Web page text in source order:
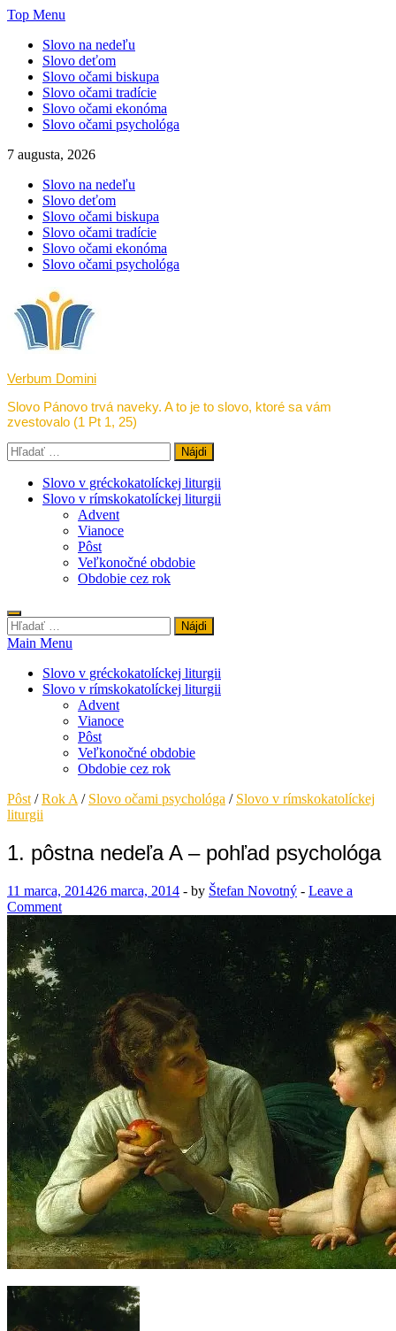
Skip
content
Top Menu
Slovo na nedeľu
Slovo deťom
Slovo očami biskupa
Slovo očami tradície
Slovo očami ekonóma
Slovo očami psychológa
7 augusta, 2026
Slovo na nedeľu
Slovo deťom
Slovo očami biskupa
Slovo očami tradície
Slovo očami ekonóma
Slovo očami psychológa
Verbum Domini
Slovo Pánovo trvá naveky. A to je to slovo, ktoré sa vám
zvestovalo (1 Pt 1, 25)
Hľadať:
Slovo v gréckokatolíckej liturgii
Slovo v rímskokatolíckej liturgii
Advent
Vianoce
Pôst
Veľkonočné obdobie
Obdobie cez rok
Hľadať:
Main Menu
Slovo v gréckokatolíckej liturgii
Slovo v rímskokatolíckej liturgii
Advent
Vianoce
Pôst
Veľkonočné obdobie
Obdobie cez rok
Pôst /Rok A / Slovo očami psychológa / Slovo v rímskokatolíckej
liturgii
1. pôstna nedeľa A – pohľad psychológa
11 marca, 201426 marca, 2014 - by Štefan Novotný - Leave a
Comment